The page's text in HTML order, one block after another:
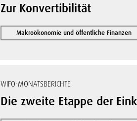
Zur Konvertibilität
Makroökonomie und öffentliche Finanzen
WIFO-MONATSBERICHTE
Die zweite Etappe der